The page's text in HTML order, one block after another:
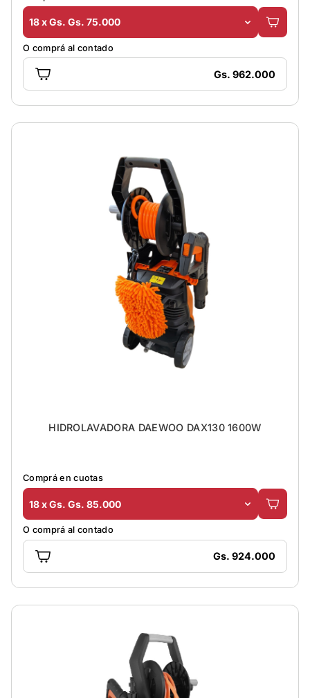
18 x Gs. Gs. 75.000
O comprá al contado
Gs. 962.000
HIDROLAVADORA DAEWOO DAX130 1600W
Comprá en cuotas
18 x Gs. Gs. 85.000
O comprá al contado
Gs. 924.000